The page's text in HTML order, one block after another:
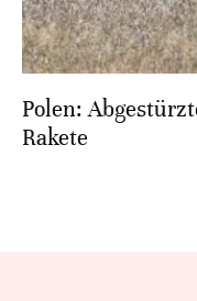
Polen:
Rakete